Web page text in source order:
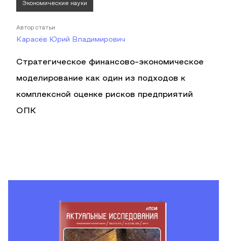
Экономические науки
Автор статьи
Карасёв Юрий Владимирович
Стратегическое финансово-экономическое
моделирование как один из подходов к
комплексной оценке рисков предприятий
ОПК